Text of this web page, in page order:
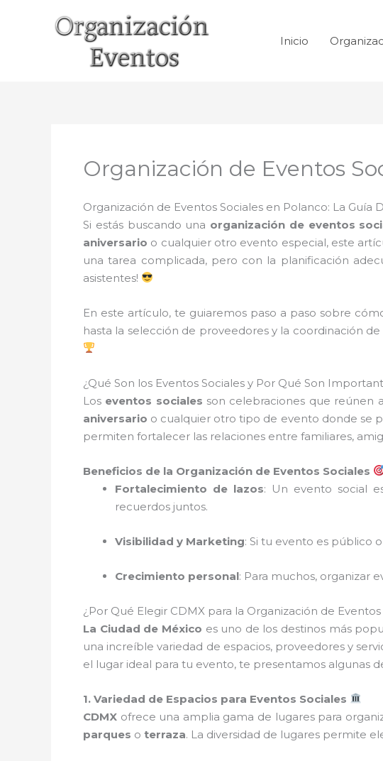
Inicio
Organización de Eventos
Organización de Eventos Sociales en Polanco: La
Si estás buscando una organización de eventos
aniversario o cualquier otro evento especial, este
una tarea complicada, pero con la planificación
asistentes!
En este artículo, te guiaremos paso a paso sobre
hasta la selección de proveedores y la coordinación
¿Qué Son los Eventos Sociales y Por Qué Son
Los eventos sociales son celebraciones que reúnen
aniversario o cualquier otro tipo de evento donde se
permiten fortalecer las relaciones entre familiares,
Beneficios de la Organización de Eventos Sociales
Fortalecimiento de lazos: Un evento social
recuerdos juntos.
Visibilidad y Marketing: Si tu evento es público
Crecimiento personal: Para muchos, organizar
¿Por Qué Elegir CDMX para la Organización de Eventos
La Ciudad de México es uno de los destinos más
una increíble variedad de espacios, proveedores y
el lugar ideal para tu evento, te presentamos algunas
1. Variedad de Espacios para Eventos Sociales
CDMX ofrece una amplia gama de lugares para
parques o terraza. La diversidad de lugares permite